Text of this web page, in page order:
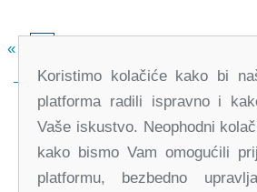
«
Koristimo kolačiće kako bi
platforma radili ispravno i
Vaše iskustvo. Neophodni
kako bismo Vam omogućili
platformu, bezbedno